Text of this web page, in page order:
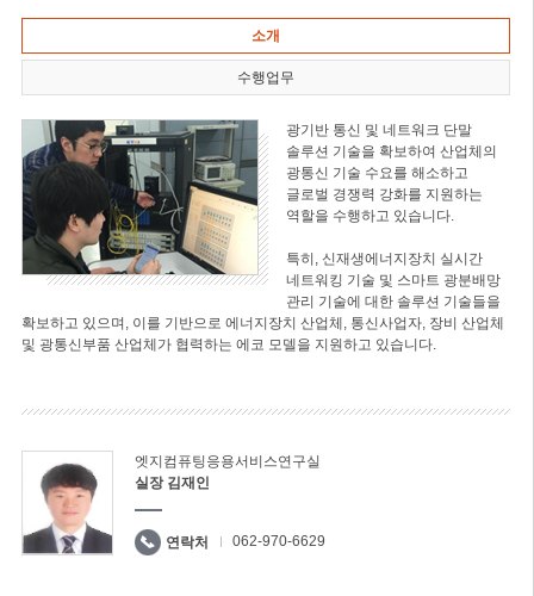
소개
수행업무
광기반 통신 및 네트워크 단말
솔루션 기술을 확보하여 산업체의
광통신 기술 수요를 해소하고
글로벌 경쟁력 강화를 지원하는
역할을 수행하고 있습니다.
특히, 신재생에너지장치 실시간
네트워킹 기술 및 스마트 광분배망
관리 기술에 대한 솔루션 기술들을
확보하고 있으며, 이를 기반으로 에너지장치 산업체, 통신사업자, 장비 산업체
및 광통신부품 산업체가 협력하는 에코 모델을 지원하고 있습니다.
엣지컴퓨팅응용서비스연구실
실장 김재인
연락처 062-970-6629